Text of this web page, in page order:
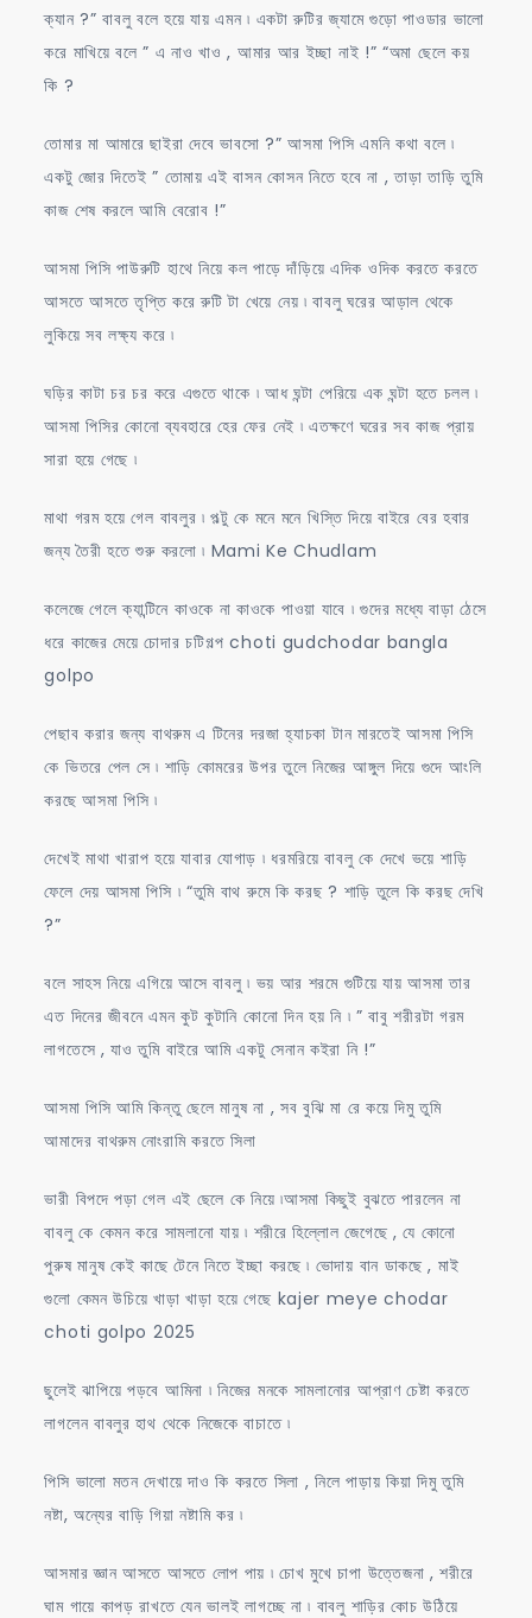
ক্যান ?” বাবলু বলে হয়ে যায় এমন ৷ একটা রুটির জ্যামে গুড়ো পাওডার ভালো
করে মাখিয়ে বলে ” এ নাও খাও , আমার আর ইচ্ছা নাই !” “অমা ছেলে কয়
কি ?
তোমার মা আমারে ছাইরা দেবে ভাবসো ?” আসমা পিসি এমনি কথা বলে ৷
একটু জোর দিতেই ” তোমায় এই বাসন কোসন নিতে হবে না , তাড়া তাড়ি তুমি
কাজ শেষ করলে আমি বেরোব !”
আসমা পিসি পাউরুটি হাথে নিয়ে কল পাড়ে দাঁড়িয়ে এদিক ওদিক করতে করতে
আসতে আসতে তৃপ্তি করে রুটি টা খেয়ে নেয় ৷ বাবলু ঘরের আড়াল থেকে
লুকিয়ে সব লক্ষ্য করে ৷
ঘড়ির কাটা চর চর করে এগুতে থাকে ৷ আধ ঘন্টা পেরিয়ে এক ঘন্টা হতে চলল ৷
আসমা পিসির কোনো ব্যবহারে হের ফের নেই ৷ এতক্ষণে ঘরের সব কাজ প্রায়
সারা হয়ে গেছে ৷
মাথা গরম হয়ে গেল বাবলুর ৷ পল্টু কে মনে মনে খিস্তি দিয়ে বাইরে বের হবার
জন্য তৈরী হতে শুরু করলো ৷ Mami Ke Chudlam
কলেজে গেলে ক্যান্টিনে কাওকে না কাওকে পাওয়া যাবে ৷ গুদের মধ্যে বাড়া ঠেসে
ধরে কাজের মেয়ে চোদার চটিগল্প choti gudchodar bangla
golpo
পেছাব করার জন্য বাথরুম এ টিনের দরজা হ্যাচকা টান মারতেই আসমা পিসি
কে ভিতরে পেল সে ৷ শাড়ি কোমরের উপর তুলে নিজের আঙ্গুল দিয়ে গুদে আংলি
করছে আসমা পিসি ৷
দেখেই মাথা খারাপ হয়ে যাবার যোগাড় ৷ ধরমরিয়ে বাবলু কে দেখে ভয়ে শাড়ি
ফেলে দেয় আসমা পিসি ৷ “তুমি বাথ রুমে কি করছ ? শাড়ি তুলে কি করছ দেখি
?”
বলে সাহস নিয়ে এগিয়ে আসে বাবলু ৷ ভয় আর শরমে গুটিয়ে যায় আসমা তার
এত দিনের জীবনে এমন কুট কুটানি কোনো দিন হয় নি ৷ ” বাবু শরীরটা গরম
লাগতেসে , যাও তুমি বাইরে আমি একটু সেনান কইরা নি !”
আসমা পিসি আমি কিন্তু ছেলে মানুষ না , সব বুঝি মা রে কয়ে দিমু তুমি
আমাদের বাথরুম নোংরামি করতে সিলা
ভারী বিপদে পড়া গেল এই ছেলে কে নিয়ে ৷আসমা কিছুই বুঝতে পারলেন না
বাবলু কে কেমন করে সামলানো যায় ৷ শরীরে হিল্লোল জেগেছে , যে কোনো
পুরুষ মানুষ কেই কাছে টেনে নিতে ইচ্ছা করছে ৷ ভোদায় বান ডাকছে , মাই
গুলো কেমন উচিয়ে খাড়া খাড়া হয়ে গেছে kajer meye chodar
choti golpo 2025
ছুলেই ঝাপিয়ে পড়বে আমিনা ৷ নিজের মনকে সামলানোর আপ্রাণ চেষ্টা করতে
লাগলেন বাবলুর হাথ থেকে নিজেকে বাচাতে ৷
পিসি ভালো মতন দেখায়ে দাও কি করতে সিলা , নিলে পাড়ায় কিয়া দিমু তুমি
নষ্টা, অন্যের বাড়ি গিয়া নষ্টামি কর ৷
আসমার জ্ঞান আসতে আসতে লোপ পায় ৷ চোখ মুখে চাপা উত্তেজনা , শরীরে
ঘাম গায়ে কাপড় রাখতে যেন ভালই লাগচ্ছে না ৷ বাবলু শাড়ির কোচ উঠিয়ে